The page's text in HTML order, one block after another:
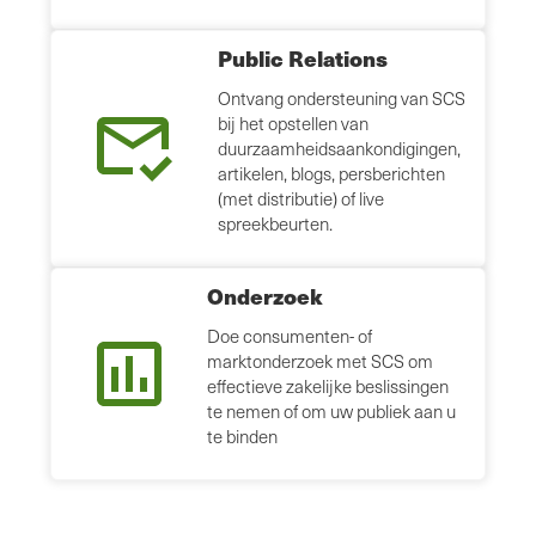
Public Relations
Ontvang ondersteuning van SCS
bij het opstellen van
duurzaamheidsaankondigingen,
artikelen, blogs, persberichten
(met distributie) of live
spreekbeurten.
Onderzoek
Doe consumenten- of
marktonderzoek met SCS om
effectieve zakelijke beslissingen
te nemen of om uw publiek aan u
te binden